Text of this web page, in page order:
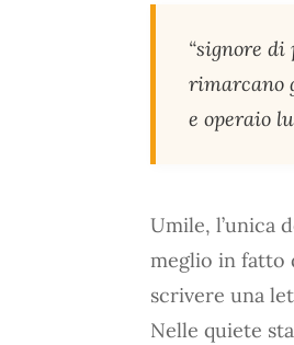
“signore
rimarcano
e operaio
Umile, l’unica
meglio in fatto
scrivere una
Nelle quiete